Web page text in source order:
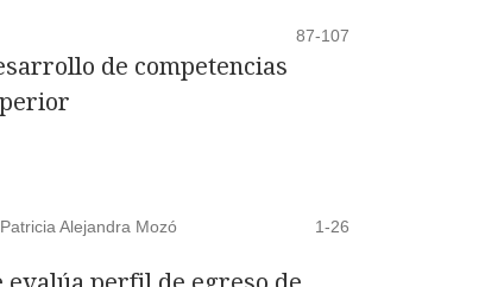
87-107
de competencias
Alejandra Mozó
1-26